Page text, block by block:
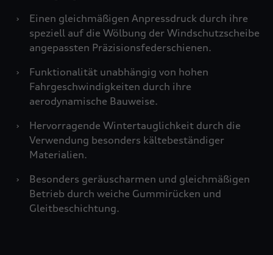
›
Einen gleichmäßigen Anpressdruck durch ihre
speziell auf die Wölbung der Windschutzscheibe
angepassten Präzisionsfederschienen.
›
Funktionalität unabhängig von hohen
Fahrgeschwindigkeiten durch ihre
aerodynamische Bauweise.
›
Hervorragende Wintertauglichkeit durch die
Verwendung besonders kältebeständiger
Materialien.
›
Besonders geräuscharmen und gleichmäßigen
Betrieb durch weiche Gummirücken und
Gleitbeschichtung.